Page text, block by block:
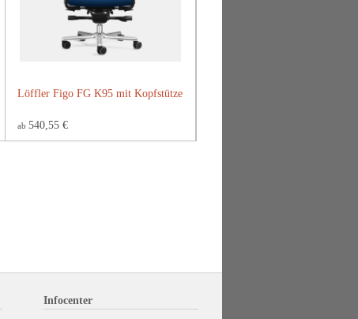
Löffler Figo FG K95 mit Kopfstütze
ab 540,55 €
Infocenter